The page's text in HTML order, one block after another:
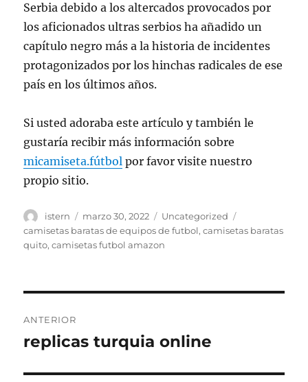
Serbia debido a los altercados provocados por
los aficionados ultras serbios ha añadido un
capítulo negro más a la historia de incidentes
protagonizados por los hinchas radicales de ese
país en los últimos años.
Si usted adoraba este artículo y también le
gustaría recibir más información sobre
micamiseta.fútbol por favor visite nuestro
propio sitio.
Autor
istern
Publicado
el
marzo 30, 2022 Categorías
Uncategorized
camisetas baratas de equipos de futbol,camisetas baratas
quito,camisetas futbol amazon
de
ANTERIOR
Entrada
replicas turquia online